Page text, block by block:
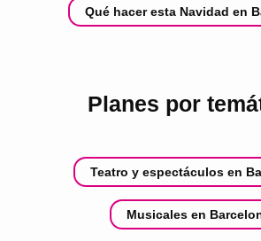
Qué hacer esta Navidad en
Planes por
Teatro y espectáculos en
Musicales en